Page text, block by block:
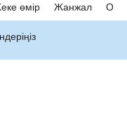
өмір Жанжал